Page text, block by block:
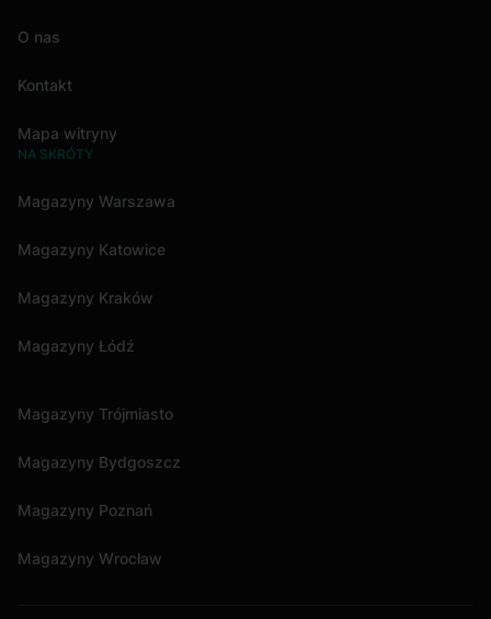
O nas
Kontakt
Mapa witryny
NA SKRÓTY
Magazyny Warszawa
Magazyny Katowice
Magazyny Kraków
Magazyny Łódź
Magazyny Trójmiasto
Magazyny Bydgoszcz
Magazyny Poznań
Magazyny Wrocław